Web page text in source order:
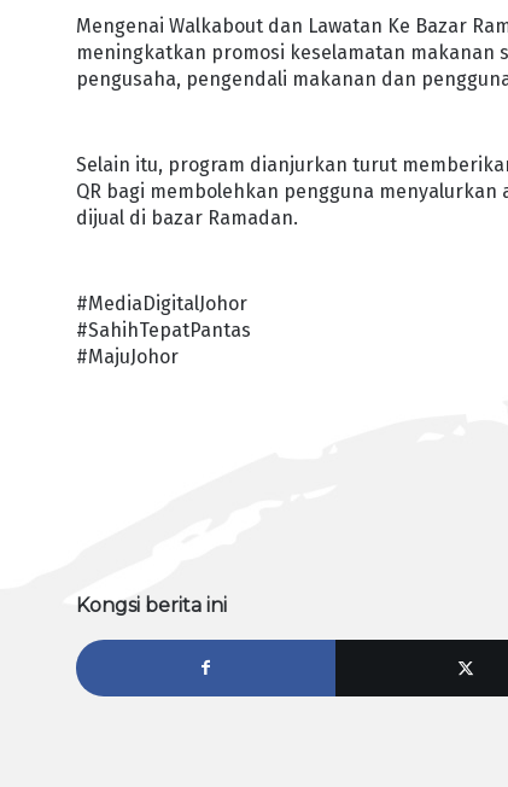
Mengenai Walkabout dan Lawatan Ke Bazar
meningkatkan promosi keselamatan
pengusaha, pengendali makanan dan
Selain itu, program dianjurkan turut
QR bagi membolehkan pengguna
dijual di bazar Ramadan.
#MediaDigitalJohor
#SahihTepatPantas
#MajuJohor
Kongsi berita ini